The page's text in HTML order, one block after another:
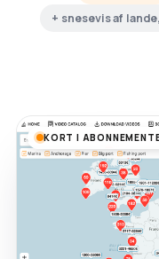
+ snesevis af
KORT I